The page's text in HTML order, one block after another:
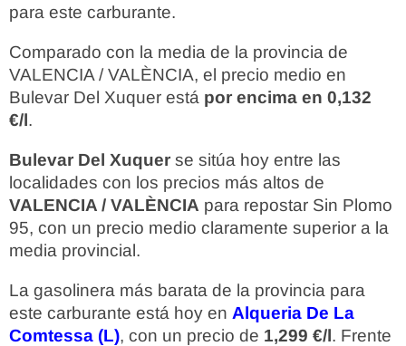
para este carburante.
Comparado con la media de la provincia de
VALENCIA / VALÈNCIA, el precio medio en
Bulevar Del Xuquer está por encima en 0,132
€/l.
Bulevar Del Xuquer se sitúa hoy entre las
localidades con los precios más altos de
VALENCIA / VALÈNCIA para repostar Sin Plomo
95, con un precio medio claramente superior a la
media provincial.
La gasolinera más barata de la provincia para
este carburante está hoy en Alqueria De La
Comtessa (L), con un precio de 1,299 €/l. Frente